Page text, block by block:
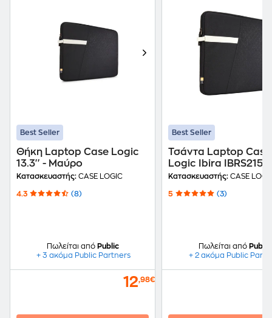
Best Seller
Θήκη Laptop Case Logic
13.3'' - Μαύρο
Κατασκευαστής: CASE LOGIC
4.3 (8)
Πωλείται από Public
+ 3 ακόμα Public Partners
12,98€
Best Seller
Τσάντα Laptop Case
Logic Ibira IBRS215K
- Μαύρο
Κατασκευαστής: CASE
5 (3)
Πωλείται από Public
+ 2 ακόμα Public